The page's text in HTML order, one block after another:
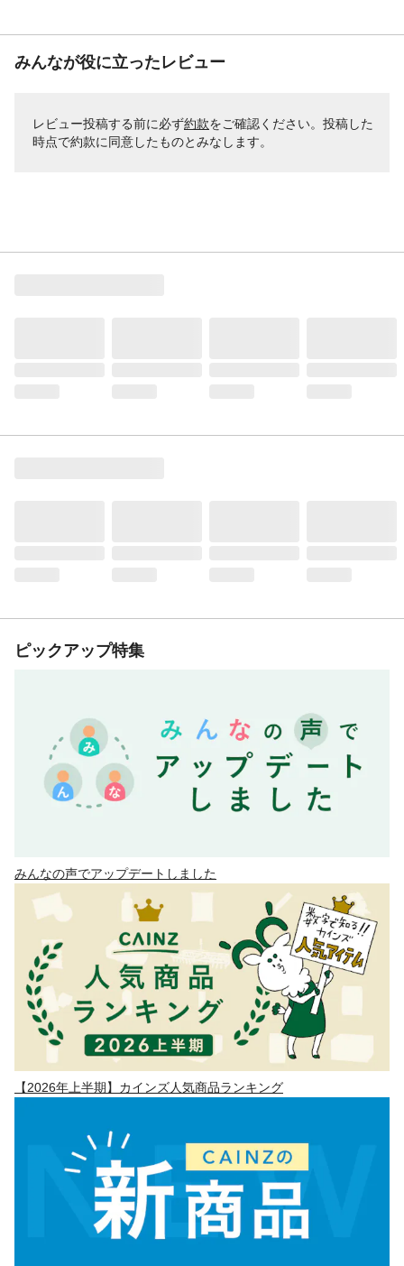
みんなが役に立ったレビュー
レビュー投稿する前に必ず約款をご確認ください。投稿した
時点で約款に同意したものとみなします。
ピックアップ特集
みんなの声でアップデートしました
【2026年上半期】カインズ人気商品ランキング